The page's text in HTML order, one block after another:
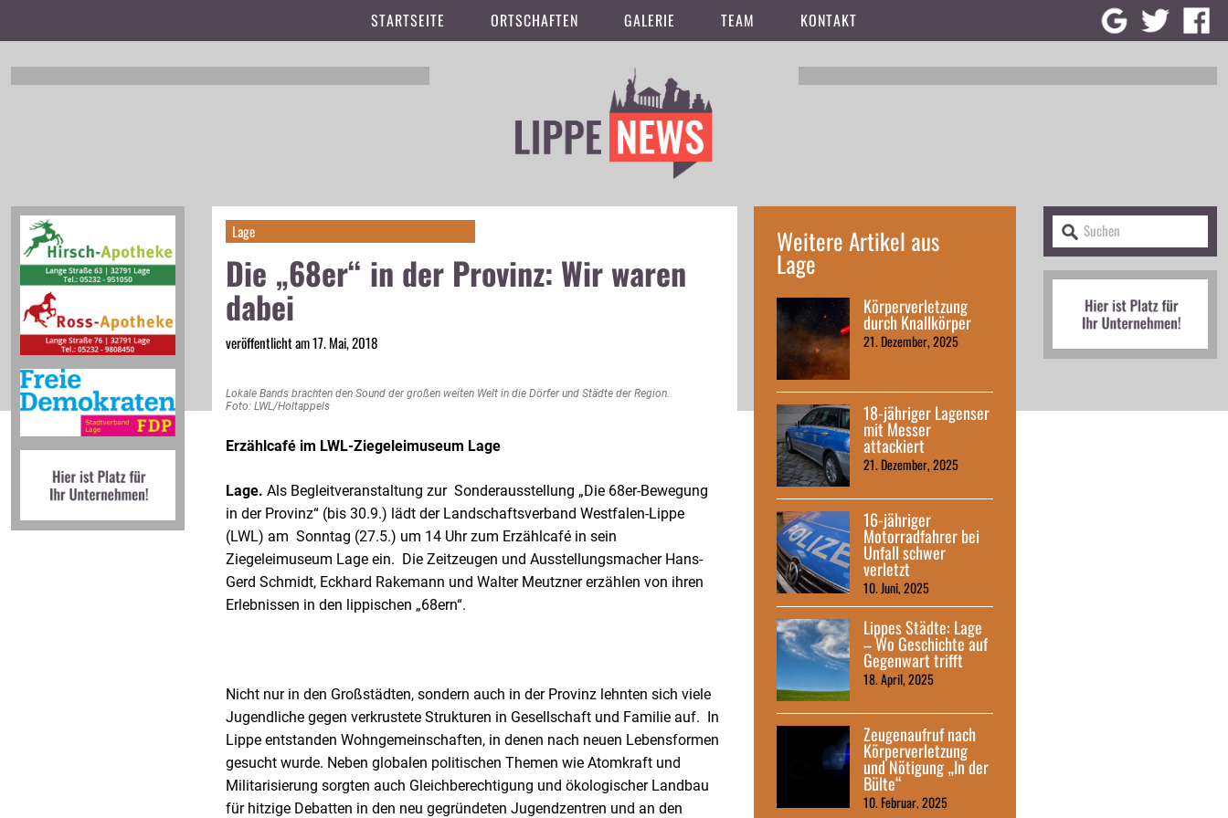
STARTSEITE ORTSCHAFTEN GALERIE TEAM KONTAKT
Lage
Die „68er“ in der Provinz: Wir waren
dabei
veröffentlicht am 17. Mai, 2018
Lokale Bands brachten den Sound der großen weiten Welt in die Dörfer und Städte der Region.
Foto: LWL/Holtappels
Erzählcafé im LWL-Ziegeleimuseum Lage
Lage. Als Begleitveranstaltung zur Sonderausstellung „Die 68er-Bewegung
in der Provinz“ (bis 30.9.) lädt der Landschaftsverband Westfalen-Lippe
(LWL) am Sonntag (27.5.) um 14 Uhr zum Erzählcafé in sein
Ziegeleimuseum Lage ein. Die Zeitzeugen und Ausstellungsmacher Hans-
Gerd Schmidt, Eckhard Rakemann und Walter Meutzner erzählen von ihren
Erlebnissen in den lippischen „68ern“.
Nicht nur in den Großstädten, sondern auch in der Provinz lehnten sich viele
Jugendliche gegen verkrustete Strukturen in Gesellschaft und Familie auf. In
Lippe entstanden Wohngemeinschaften, in denen nach neuen Lebensformen
gesucht wurde. Neben globalen politischen Themen wie Atomkraft und
Militarisierung sorgten auch Gleichberechtigung und ökologischer Landbau
für hitzige Debatten in den neu gegründeten Jugendzentren und an den
Weitere Artikel aus
Lage
Körperverletzung
durch Knallkörper
21. Dezember, 2025
18-jähriger Lagenser
mit Messer
attackiert
21. Dezember, 2025
16-jähriger
Motorradfahrer bei
Unfall schwer
verletzt
10. Juni, 2025
Lippes Städte: Lage
– Wo Geschichte auf
Gegenwart trifft
18. April, 2025
Zeugenaufruf nach
Körperverletzung
und Nötigung „In der
Bülte“
10. Februar, 2025